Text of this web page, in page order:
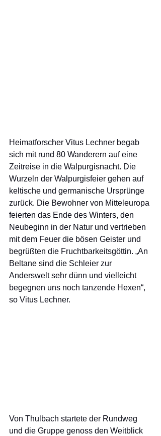
Heimatforscher Vitus Lechner begab
sich mit rund 80 Wanderern auf eine
Zeitreise in die Walpurgisnacht. Die
Wurzeln der Walpurgisfeier gehen auf
keltische und germanische Ursprünge
zurück. Die Bewohner von Mitteleuropa
feierten das Ende des Winters, den
Neubeginn in der Natur und vertrieben
mit dem Feuer die bösen Geister und
begrüßten die Fruchtbarkeitsgöttin. „An
Beltane sind die Schleier zur
Anderswelt sehr dünn und vielleicht
begegnen uns noch tanzende Hexen“,
so Vitus Lechner.
Von Thulbach startete der Rundweg
und die Gruppe genoss den Weitblick